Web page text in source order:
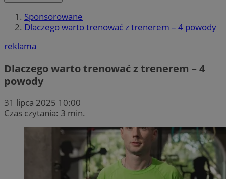
Sponsorowane
Dlaczego warto trenować z trenerem – 4 powody
reklama
Dlaczego warto trenować z trenerem – 4
powody
31 lipca 2025 10:00
Czas czytania: 3 min.